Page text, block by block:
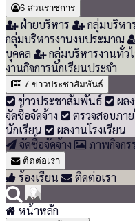
6 ส่วนราชการ
ฝ่ายบริหาร
กลุ่มบริหา
กลุ่มบริหารงานงบประมาณ
บุคคล
กลุ่มบริหารงานทั่ว
งานกิจการนักเรียนประจำ
7 ข่าวประชาสัมพันธ์
ข่าวประชาสัมพันธ์ ผล
จัดซื้อจัดจ้าง
ตรวจสอบภา
นักเรียน
ผลงานโรงเรียน
จัดซื้อจัดจ้าง
ภาพกิจกร
ติดต่อเรา
ร้องเรียน ติดต่อเรา
หน้าหลัก